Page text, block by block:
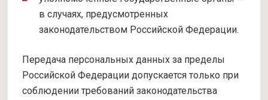
в случаях, предусмотренных
законодательством Российской Федерации.
Передача персональных данных за пределы
Российской Федерации допускается только при
соблюдении требований законодательства